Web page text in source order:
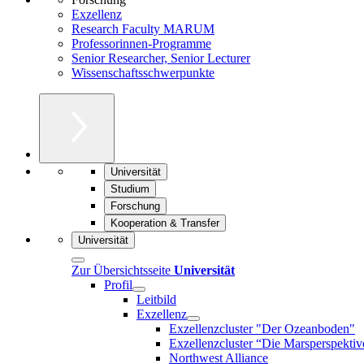
Exzellenz
Research Faculty MARUM
Professorinnen-Programme
Senior Researcher, Senior Lecturer
Wissenschaftsschwerpunkte
Universität
Studium
Forschung
Kooperation & Transfer
Universität
Zur Übersichtsseite Universität
Profil
Leitbild
Exzellenz
Exzellenzcluster "Der Ozeanboden"
Exzellenzcluster “Die
Northwest Alliance